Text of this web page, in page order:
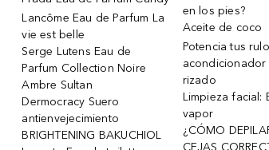
Lancôme Eau de Parfum La
vie est belle
Serge Lutens Eau de
Parfum Collection Noire
Ambre Sultan
Dermocracy Suero
antienvejecimiento
BRIGHTENING BAKUCHIOL
en los pies?
Aceite de coco
Potencia tus
rizado
Limpieza facial:
vapor
¿CÓMO
CEJAS